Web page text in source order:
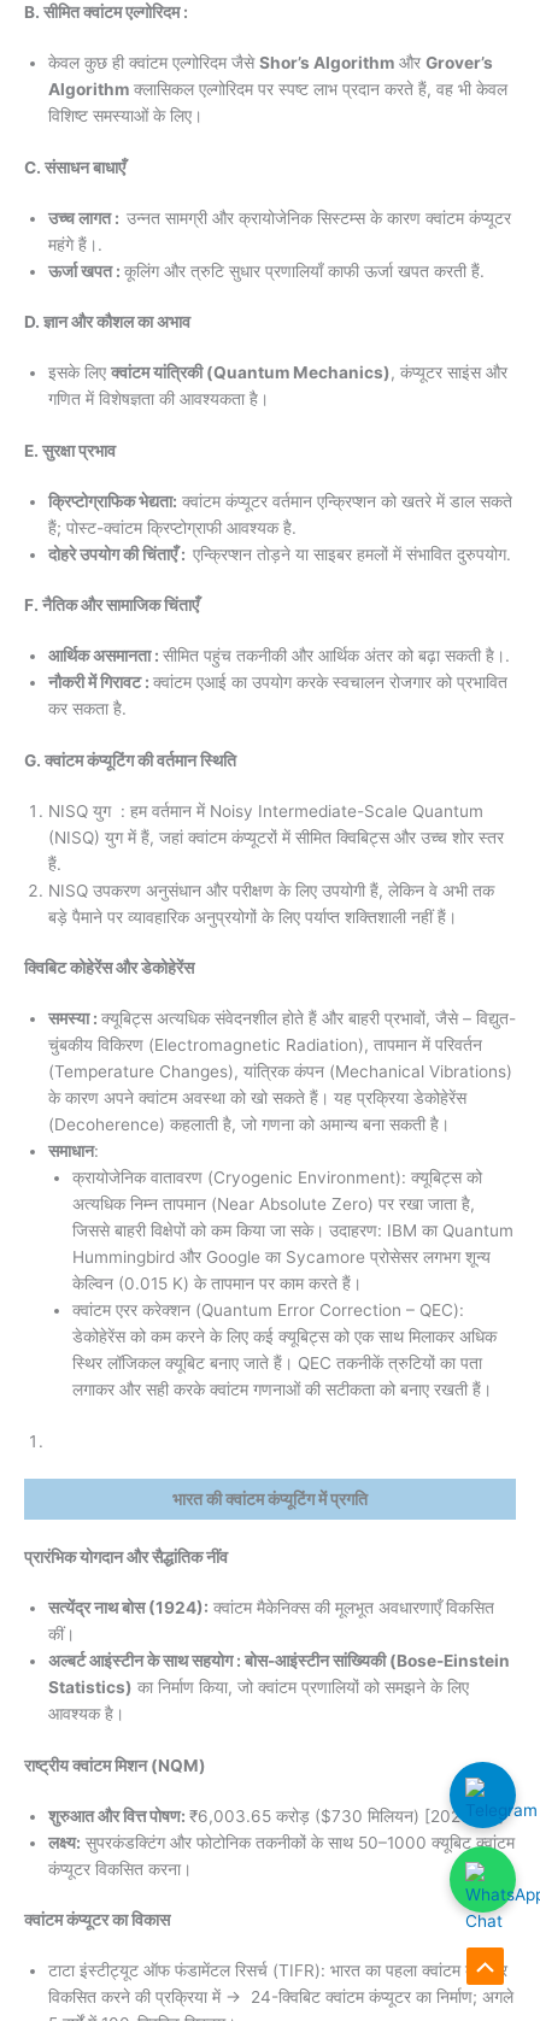
B. सीमित क्वांटम एल्गोरिदम :
केवल कुछ ही क्वांटम एल्गोरिदम जैसेShor’s Algorithm और Grover’s
Algorithm क्लासिकल एल्गोरिदम पर स्पष्ट लाभ प्रदान करते हैं, वह भी केवल
विशिष्ट समस्याओं के लिए।
C. संसाधन बाधाएँ
उच्च लागत : उन्नत सामग्री और क्रायोजेनिक सिस्टम्स के कारण क्वांटम कंप्यूटर
महंगे हैं।.
ऊर्जा खपत : कूलिंग और त्रुटि सुधार प्रणालियाँ काफी ऊर्जा खपत करती हैं.
D. ज्ञान और कौशल का अभाव
इसके लिए क्वांटम यांत्रिकी (Quantum Mechanics), कंप्यूटर साइंस और
गणित में विशेषज्ञता की आवश्यकता है।
E. सुरक्षा प्रभाव
क्रिप्टोग्राफिक भेद्यता: क्वांटम कंप्यूटर वर्तमान एन्क्रिप्शन को खतरे में डाल सकते
हैं; पोस्ट-क्वांटम क्रिप्टोग्राफी आवश्यक है.
दोहरे उपयोग की चिंताएँ : एन्क्रिप्शन तोड़ने या साइबर हमलों में संभावित दुरुपयोग.
F. नैतिक और सामाजिक चिंताएँ
आर्थिक असमानता : सीमित पहुंच तकनीकी और आर्थिक अंतर को बढ़ा सकती है।.
नौकरी में गिरावट : क्वांटम एआई का उपयोग करके स्वचालन रोजगार को प्रभावित
कर सकता है.
G. क्वांटम कंप्यूटिंग की वर्तमान स्थिति
NISQ युग : हम वर्तमान में Noisy Intermediate-Scale Quantum
(NISQ) युग में हैं, जहां क्वांटम कंप्यूटरों में सीमित क्विबिट्स और उच्च शोर स्तर
हैं.
NISQ उपकरण अनुसंधान और परीक्षण के लिए उपयोगी हैं, लेकिन वे अभी तक
बड़े पैमाने पर व्यावहारिक अनुप्रयोगों के लिए पर्याप्त शक्तिशाली नहीं हैं।
क्विबिट कोहेरेंस और डेकोहेरेंस
समस्या : क्यूबिट्स अत्यधिक संवेदनशील होते हैं और बाहरी प्रभावों, जैसे – विद्युत-
चुंबकीय विकिरण (Electromagnetic Radiation), तापमान में परिवर्तन
(Temperature Changes), यांत्रिक कंपन (Mechanical Vibrations)
के कारण अपने क्वांटम अवस्था को खो सकते हैं। यह प्रक्रिया डेकोहेरेंस
(Decoherence) कहलाती है, जो गणना को अमान्य बना सकती है।
समाधान:
क्रायोजेनिक वातावरण (Cryogenic Environment): क्यूबिट्स को
अत्यधिक निम्न तापमान (Near Absolute Zero) पर रखा जाता है,
जिससे बाहरी विक्षेपों को कम किया जा सके। उदाहरण: IBM का Quantum
Hummingbird और Google का Sycamore प्रोसेसर लगभग शून्य
केल्विन (0.015 K) के तापमान पर काम करते हैं।
क्वांटम एरर करेक्शन (Quantum Error Correction – QEC):
डेकोहेरेंस को कम करने के लिए कई क्यूबिट्स को एक साथ मिलाकर अधिक
स्थिर लॉजिकल क्यूबिट बनाए जाते हैं। QEC तकनीकें त्रुटियों का पता
लगाकर और सही करके क्वांटम गणनाओं की सटीकता को बनाए रखती हैं।
भारत की क्वांटम कंप्यूटिंग में प्रगति
प्रारंभिक योगदान और सैद्धांतिक नींव
सत्येंद्र नाथ बोस (1924): क्वांटम मैकेनिक्स की मूलभूत अवधारणाएँ विकसित
कीं।
अल्बर्ट आइंस्टीन के साथ सहयोग : बोस-आइंस्टीन सांख्यिकी (Bose-Einstein
Statistics) का निर्माण किया, जो क्वांटम प्रणालियों को समझने के लिए
आवश्यक है।
राष्ट्रीय क्वांटम मिशन (NQM)
शुरुआत और वित्त पोषण: ₹6,003.65 करोड़ ($730 मिलियन) [2023–31]
लक्ष्य: सुपरकंडक्टिंग और फोटोनिक तकनीकों के साथ 50–1000 क्यूबिट क्वांटम
कंप्यूटर विकसित करना।
क्वांटम कंप्यूटर का विकास
टाटा इंस्टीट्यूट ऑफ फंडामेंटल रिसर्च (TIFR): भारत का पहला क्वांटम कंप्यूटर
विकसित करने की प्रक्रिया में → 24-क्विबिट क्वांटम कंप्यूटर का निर्माण; अगले
Scroll